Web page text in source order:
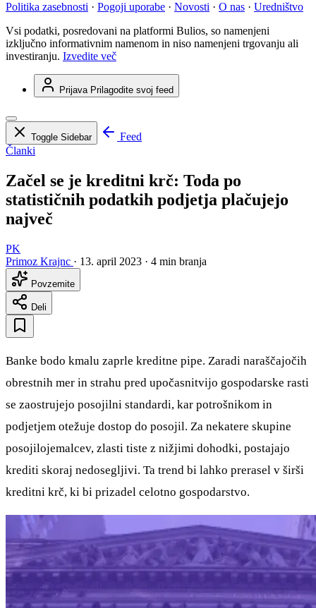
Politika zasebnosti · Pogoji uporabe · Novosti · O nas · Uredništvo
Vsi podatki, posredovani na platformi Bulios, so namenjeni
izključno informativnim namenom in niso namenjeni trgovanju ali
investiranju. Izvedite več
Prijava Prilagodite svoj feed
Toggle Sidebar
Feed
Članki
Začel se je kreditni krč: Toda po
statističnih podatkih podjetja plačujejo
največ
PK
Primoz Krajnc · 13. april 2023 · 4 min branja
Povzemite
Deli
Banke bodo kmalu zaprle kreditne pipe. Zaradi naraščajočih
obrestnih mer in strahu pred upočasnitvijo gospodarske rasti
se zaostrujejo posojilni standardi, kar potrošnikom in
podjetjem otežuje dostop do posojil. Za nekatere skupine
posojilojemalcev, zlasti tiste z nižjimi dohodki, postajajo
krediti skoraj nedosegljivi. Ta trend bi lahko prerasel v širši
kreditni krč, ki bi prizadel celotno gospodarstvo.